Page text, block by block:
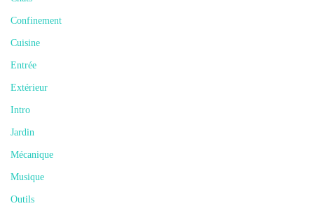
Confinement
Cuisine
Entrée
Extérieur
Intro
Jardin
Mécanique
Musique
Outils